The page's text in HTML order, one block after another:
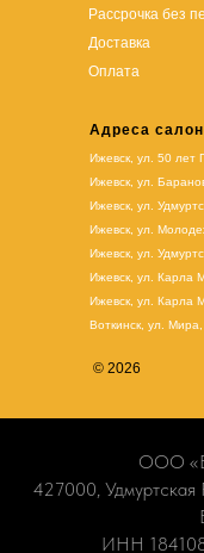
Рассрочка без
Доставка
Оплата
Адреса
Ижевск, ул. 50 лет
Ижевск, ул.
Ижевск, ул.
Ижевск, ул.
Ижевск, ул.
Ижевск, ул. Карла
Ижевск, ул. Карла
Воткинск, ул.
© 2026
ООО
427000, Удмуртская
ИНН